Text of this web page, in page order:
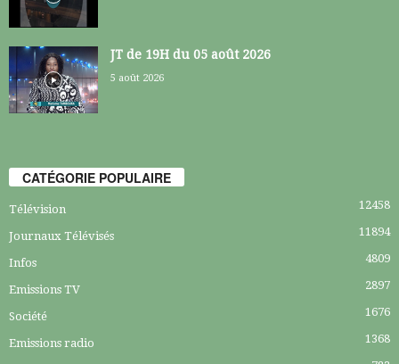
JT de 19H du 05 août 2026
5 août 2026
CATÉGORIE POPULAIRE
Télévision 12458
Journaux Télévisés 11894
Infos 4809
Emissions TV 2897
Société 1676
Emissions radio 1368